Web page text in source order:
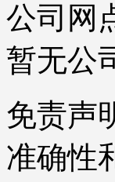
公司网
暂无公
免责声
准确性